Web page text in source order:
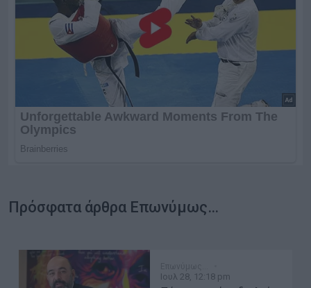
Πρόσφατα άρθρα Επωνύμως…
Ιουλ 28, 12:18 pm